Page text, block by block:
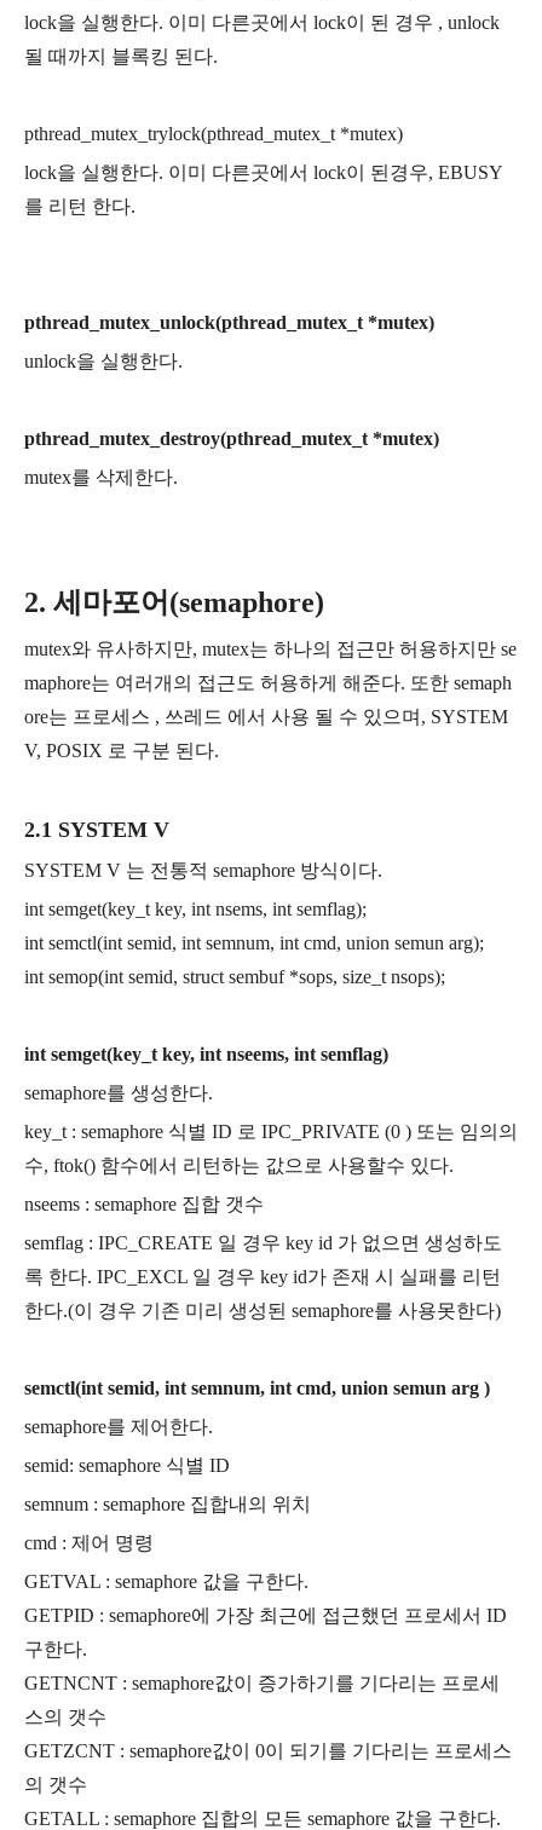
lock을 실행한다. 이미 다른곳에서 lock이 된 경우 , unlock
될 때까지 블록킹 된다.
pthread_mutex_trylock(pthread_mutex_t *mutex)
lock을 실행한다. 이미 다른곳에서 lock이 된경우, EBUSY
를 리턴 한다.
pthread_mutex_unlock(pthread_mutex_t *mutex)
unlock을 실행한다.
pthread_mutex_destroy(pthread_mutex_t *mutex)
mutex를 삭제한다.
2. 세마포어(semaphore)
mutex와 유사하지만, mutex는 하나의 접근만 허용하지만 se
maphore는 여러개의 접근도 허용하게 해준다. 또한 semaph
ore는 프로세스 , 쓰레드 에서 사용 될 수 있으며, SYSTEM
V, POSIX 로 구분 된다.
2.1 SYSTEM V
SYSTEM V 는 전통적 semaphore 방식이다.
int semget(key_t key, int nsems, int semflag);
int semctl(int semid, int semnum, int cmd, union semun arg);
int semop(int semid, struct sembuf *sops, size_t nsops);
int semget(key_t key, int nseems, int semflag)
semaphore를 생성한다.
key_t : semaphore 식별 ID 로 IPC_PRIVATE (0 ) 또는 임의의
수, ftok() 함수에서 리턴하는 값으로 사용할수 있다.
nseems : semaphore 집합 갯수
semflag : IPC_CREATE 일 경우 key id 가 없으면 생성하도
록 한다. IPC_EXCL 일 경우 key id가 존재 시 실패를 리턴
한다.(이 경우 기존 미리 생성된 semaphore를 사용못한다)
semctl(int semid, int semnum, int cmd, union semun arg )
semaphore를 제어한다.
semid: semaphore 식별 ID
semnum : semaphore 집합내의 위치
cmd : 제어 명령
GETVAL : semaphore 값을 구한다.
GETPID : semaphore에 가장 최근에 접근했던 프로세서 ID
구한다.
GETNCNT : semaphore값이 증가하기를 기다리는 프로세
스의 갯수
GETZCNT : semaphore값이 0이 되기를 기다리는 프로세스
의 갯수
GETALL : semaphore 집합의 모든 semaphore 값을 구한다.